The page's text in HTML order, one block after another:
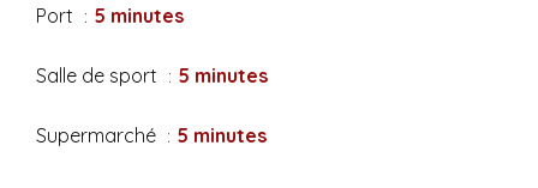
Port 5 minutes
Salle de sport 5 minutes
Supermarché 5 minutes